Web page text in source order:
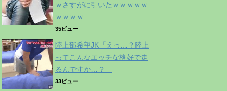
ｗさすがに引いたｗｗｗｗｗ
ｗｗｗｗ
35ビュー
陸上部希望JK「えっ…？陸上
ってこんなエッチな格好で走
るんですか…？」
33ビュー